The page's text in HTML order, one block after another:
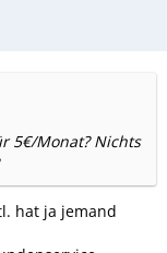
5€/Monat? Nichts
hat ja jemand